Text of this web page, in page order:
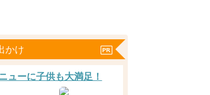
かけ
ューに子供も大満足！